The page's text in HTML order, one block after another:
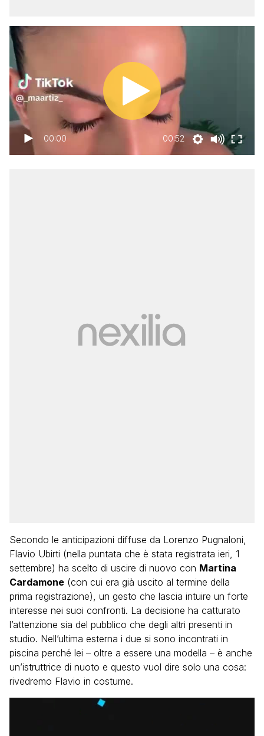
00:00 00:52
Secondo le anticipazioni diffuse da Lorenzo Pugnaloni,
Flavio Ubirti (nella puntata che è stata registrata ieri, 1
settembre) ha scelto di uscire di nuovo con Martina
Cardamone (con cui era già uscito al termine della
prima registrazione), un gesto che lascia intuire un forte
interesse nei suoi confronti. La decisione ha catturato
l’attenzione sia del pubblico che degli altri presenti in
studio. Nell’ultima esterna i due si sono incontrati in
piscina perché lei – oltre a essere una modella – è anche
un’istruttrice di nuoto e questo vuol dire solo una cosa:
rivedremo Flavio in costume.